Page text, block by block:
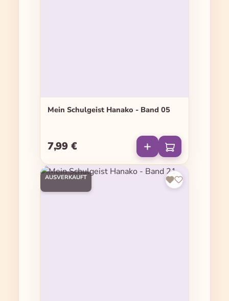
Mein Schulgeist Hanako - Band 05
Regulärer Preis:
7,99 €
AUSVERKAUFT